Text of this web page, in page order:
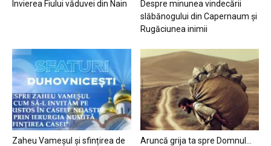
Învierea Fiului văduvei din Nain
Despre minunea vindecării
slăbănogului din Capernaum și
Rugăciunea inimii
Zaheu Vameșul și sfințirea de
Aruncă grija ta spre Domnul…